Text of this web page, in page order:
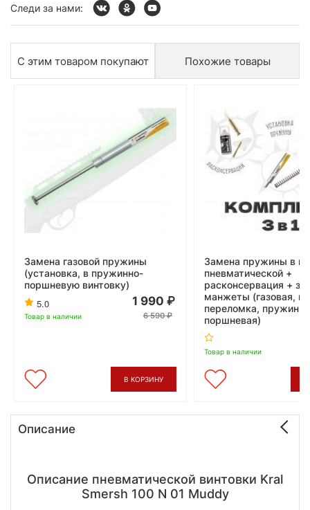
Следи за нами:
С этим товаром покупают Похожие товары
Замена газовой пружины
(установка, в пружинно-
поршневую винтовку)
5.0
Товар в наличии
1 990
6 590
В КОРЗИНУ
Замена пружины в
пневматической +
расконсервация +
манжеты (газовая,
переломка,
поршневая)
Товар в наличии
Описание
Описание пневматической винтовки Kral
Smersh 100 N 01 Muddy